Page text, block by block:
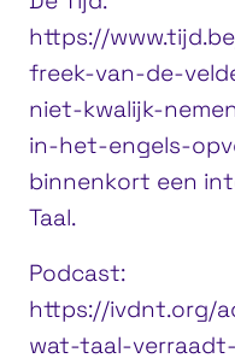
https://
freek-van-de-
niet-kwalijk-
in-het-engels-
binnenkort een
Taal.
Podcast:
https://ivdnt.org/
wat-taal-